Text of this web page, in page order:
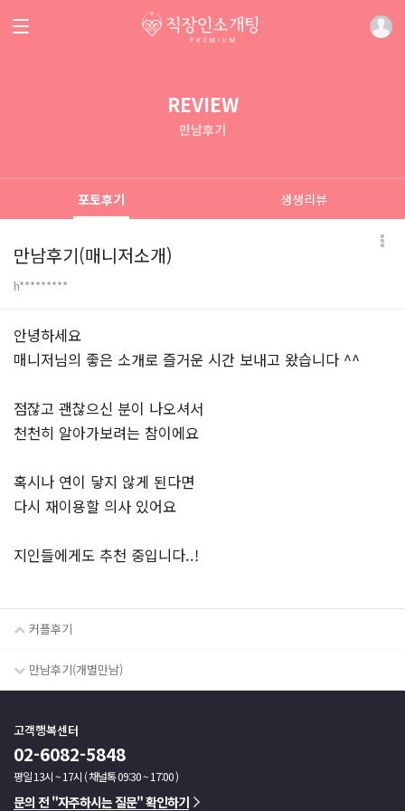
REVIEW
만남후기
포토후기 생생리뷰
만남후기(매니저소개)
h*********
본문
안녕하세요
매니저님의 좋은 소개로 즐거운 시간 보내고 왔습니다 ^^
점잖고 괜찮으신 분이 나오셔서
천천히 알아가보려는 참이에요
혹시나 연이 닿지 않게 된다면
다시 재이용할 의사 있어요
지인들에게도 추천 중입니다..!
커플후기
만남후기(개별만남)
고객행복센터
02-6082-5848
평일 13시 ~ 17시 ( 채널톡 09:30 ~ 17:00 )
문의 전 "자주하시는 질문" 확인하기